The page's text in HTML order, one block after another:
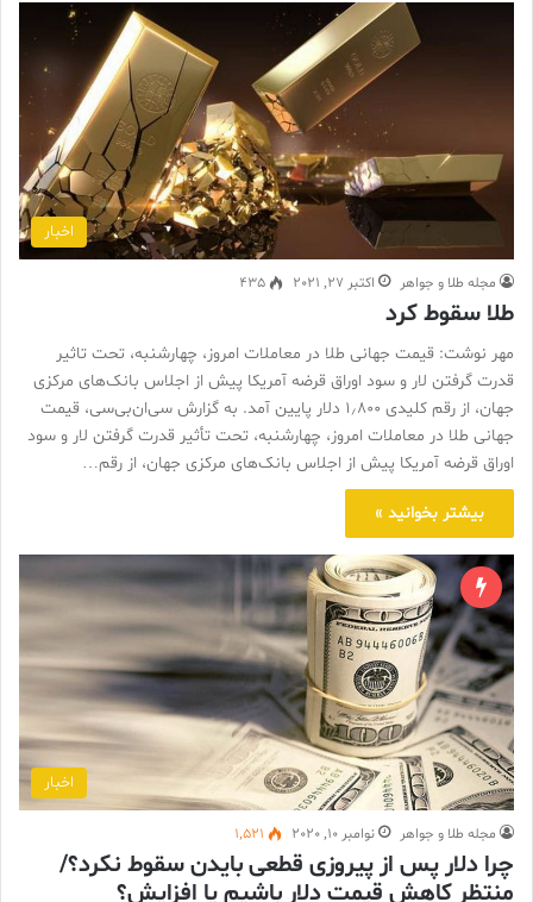
اخبار
مجله طلا و جواهر اکتبر 27, 2021 435
طلا سقوط کرد
مهر نوشت: قیمت جهانی طلا در معاملات امروز، چهارشنبه، تحت تاثیر
قدرت گرفتن لار و سود اوراق قرضه آمریکا پیش از اجلاس بانک‌های مرکزی
جهان، از رقم کلیدی ۱٫۸۰۰ دلار پایین آمد. به گزارش سی‌ان‌بی‌سی، قیمت
جهانی طلا در معاملات امروز، چهارشنبه، تحت تأثیر قدرت گرفتن لار و سود
اوراق قرضه آمریکا پیش از اجلاس بانک‌های مرکزی جهان، از رقم…
بیشتر بخوانید »
اخبار
مجله طلا و جواهر نوامبر 10, 2020 1,521
چرا دلار پس از پیروزی قطعی بایدن سقوط نکرد؟/
منتظر کاهش قیمت دلار باشیم یا افزایش؟